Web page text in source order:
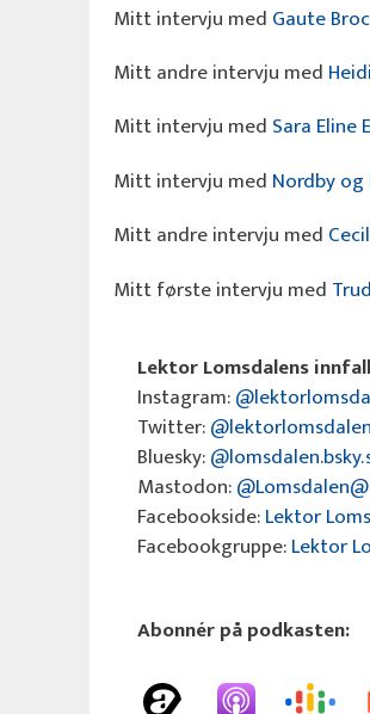
Mitt intervju med Gaute
Mitt andre intervju med
Mitt intervju med Sara Eline
Mitt intervju med Nordby og
Mitt andre intervju med
Mitt første intervju med
Lektor Lomsdalens
Instagram:
Twitter:@lektorlomsdalen
Bluesky:
Mastodon:
Facebookside:Lektor
Facebookgruppe:Lektor
Abonnér på podkasten: